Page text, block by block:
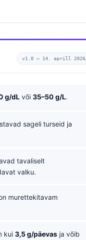
v1.0 — 14. aprill 2026
g/dL või 35–50 g/L.
sageli turseid ja
tavaliselt
valku.
murettekitavam
kui 3,5 g/päevas ja võib